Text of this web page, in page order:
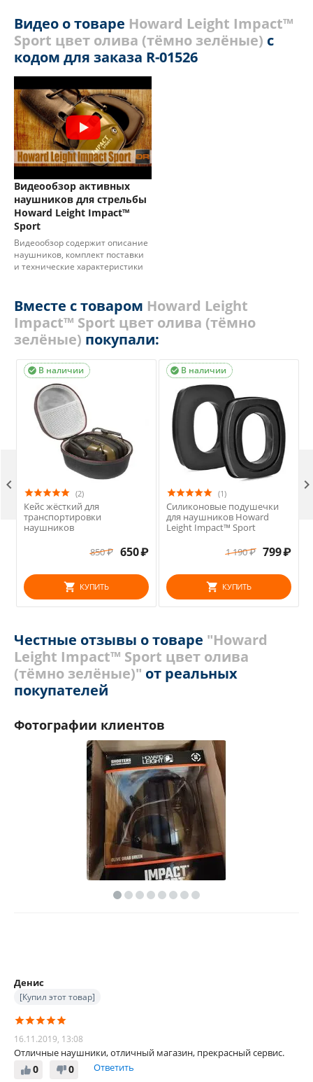
Видео о товаре Howard Leight Impact™
Sport цвет олива (тёмно зелёные) с
кодом для заказа R-01526
Видеообзор активных
наушников для стрельбы
Howard Leight Impact™
Sport
Видеообзор содержит описание
наушников, комплект поставки
и технические характеристики
Вместе с товаром Howard Leight
Impact™ Sport цвет олива (тёмно
зелёные) покупали:
В наличии

(2)
Кейс жёсткий для
транспортировки
наушников
850₽ 650₽
КУПИТЬ
В наличии

(1)
Cиликоновые подушечки
для наушников Howard
Leight Impact™ Sport
1 190₽ 799₽
КУПИТЬ

Честные отзывы о товаре "Howard
Leight Impact™ Sport цвет олива
(тёмно зелёные)" от реальных
покупателей
Фотографии клиентов
Денис
[Купил этот товар]
16.11.2019, 13:08
Отличные наушники, отличный магазин, прекрасный сервис.
0
0 Ответить